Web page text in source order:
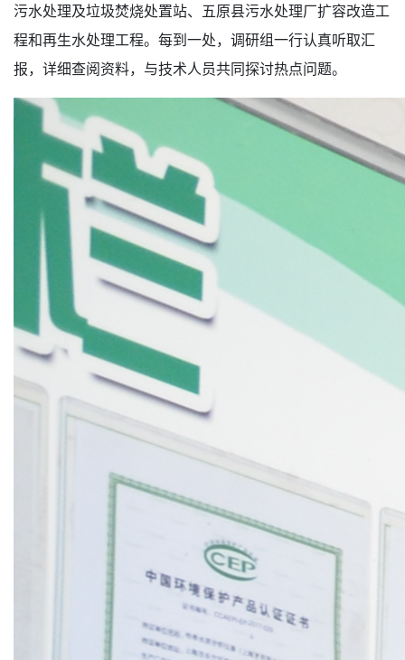
污水处理及垃圾焚烧处置站、五原县污水处理厂扩容改造工
程和再生水处理工程。每到一处，调研组一行认真听取汇
报，详细查阅资料，与技术人员共同探讨热点问题。